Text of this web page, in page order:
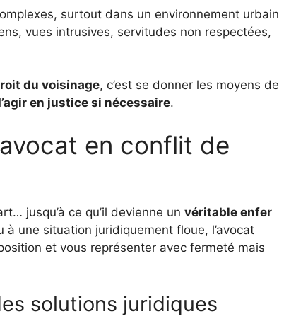
surtout dans un environnement urbain
vues intrusives, servitudes non respectées,
du voisinage, c’est se donner les moyens de
en justice si nécessaire.
en conflit de
jusqu’à ce qu’il devienne un véritable enfer
une situation juridiquement floue, l’avocat
et vous représenter avec fermeté mais
solutions juridiques